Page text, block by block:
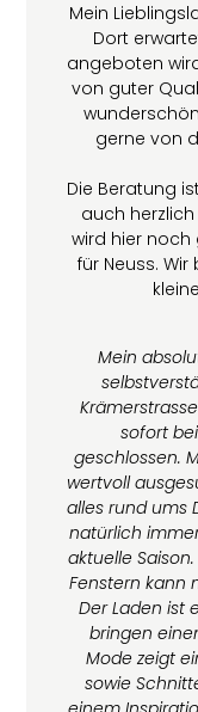
Mein
Dort
angeboten
von guter
gerne von
Die Beratung
auch
wird hier noch
für Neuss.
Mein
Krämerstrasse
sofort
geschlossen.
wertvoll
alles rund ums
natürlich
aktuelle
Fenstern kann
Der Laden ist
bringen
Mode zeigt
sowie